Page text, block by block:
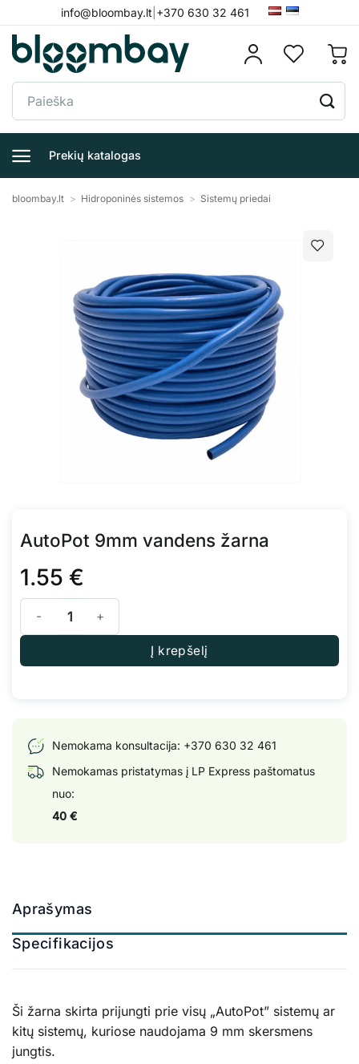
to
content
info@bloombay.lt +370 630 32 461
Ieškoti:
Prekių katalogas
bloombay.lt > Hidroponinės sistemos > Sistemų priedai
AutoPot 9mm vandens žarna
1.55 €
produkto kiekis: AutoPot 9mm vandens žarna
Į krepšelį
Nemokama konsultacija: +370 630 32 461
Nemokamas pristatymas į LP Express paštomatus
nuo:
40 €
Aprašymas
Specifikacijos
Ši žarna skirta prijungti prie visų „AutoPot” sistemų ar
kitų sistemų, kuriose naudojama 9 mm skersmens
jungtis.